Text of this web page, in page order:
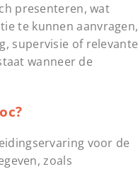
presenteren, wat
te kunnen aanvragen,
supervisie of relevante
wanneer de
voor de
zoals